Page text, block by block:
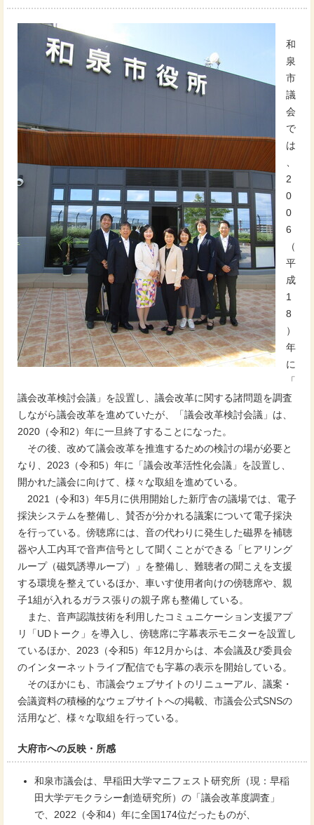
和
泉
市
議
会
で
は
2
0
0
6
（
平
成
1
8
）
年
に
「
議会改革検討会議」を設置し、議会改革に関する諸問題を調査
しながら議会改革を進めていたが、「議会改革検討会議」は、
2020（令和2）年に一旦終了することになった。
その後、改めて議会改革を推進するための検討の場が必要と
なり、2023（令和5）年に「議会改革活性化会議」を設置し、
開かれた議会に向けて、様々な取組を進めている。
2021（令和3）年5月に供用開始した新庁舎の議場では、電子
採決システムを整備し、賛否が分かれる議案について電子採決
を行っている。傍聴席には、音の代わりに発生した磁界を補聴
器や人工内耳で音声信号として聞くことができる「ヒアリング
ループ（磁気誘導ループ）」を整備し、難聴者の聞こえを支援
する環境を整えているほか、車いす使用者向けの傍聴席や、親
子1組が入れるガラス張りの親子席も整備している。
また、音声認識技術を利用したコミュニケーション支援アプ
リ「UDトーク」を導入し、傍聴席に字幕表示モニターを設置し
ているほか、2023（令和5）年12月からは、本会議及び委員会
のインターネットライブ配信でも字幕の表示を開始している。
そのほかにも、市議会ウェブサイトのリニューアル、議案・
会議資料の積極的なウェブサイトへの掲載、市議会公式SNSの
活用など、様々な取組を行っている。
大府市への反映・所感
和泉市議会は、早稲田大学マニフェスト研究所（現：早稲
田大学デモクラシー創造研究所）の「議会改革度調査」
で、2022（令和4）年に全国174位だったものが、